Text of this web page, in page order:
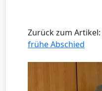
Zurück zum Artikel:
frühe Abschied